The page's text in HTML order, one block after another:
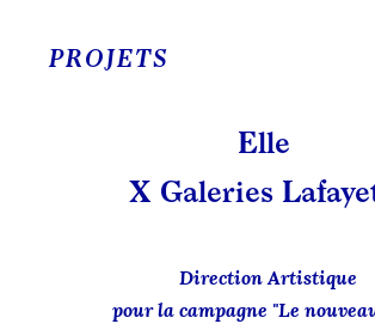
PROJETS
Elle
X Galeries
Direction Artistique
pour la campagne "Le